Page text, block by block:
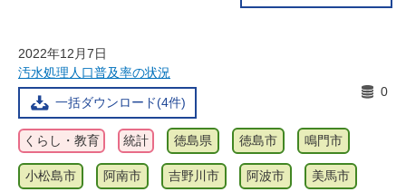
2022年12月7日
汚水処理人口普及率の状況
一括ダウンロード(4件)
0
くらし・教育 統計 徳島県 徳島市 鳴門市
小松島市 阿南市 吉野川市 阿波市 美馬市